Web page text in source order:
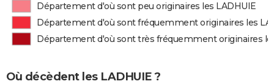
Département d'où sont peu originaires les LADHUIE
Département d'où sont fréquemment originaires les
Département d'où sont très fréquemment originaires
Où décèdent les LADHUIE ?